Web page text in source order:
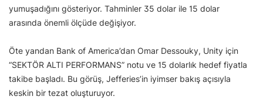
yumuşadığını gösteriyor. Tahminler 35 dolar ile 15 dolar
arasında önemli ölçüde değişiyor.
Öte yandan Bank of America’dan Omar Dessouky, Unity için
“SEKTÖR ALTI PERFORMANS” notu ve 15 dolarlık hedef fiyatla
takibe başladı. Bu görüş, Jefferies’in iyimser bakış açısıyla
keskin bir tezat oluşturuyor.